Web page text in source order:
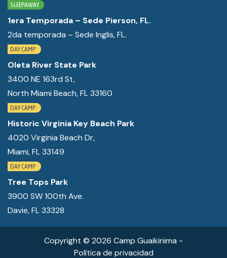
SLEEPAWAY
1era Temporada – Sede Pierson, FL.
2da temporada – Sede Inglis, FL.
DAY CAMP
Oleta River State Park
3400 NE 163rd St,
North Miami Beach, FL 33160
DAY CAMP
Historic Virginia Key Beach Park
4020 Virginia Beach Dr,
Miami, FL 33149
DAY CAMP
Tree Tops Park
3900 SW 100th Ave.
Davie, FL 33328
Copyright © 2026 Camp Guaikinima −
Política de privacidad